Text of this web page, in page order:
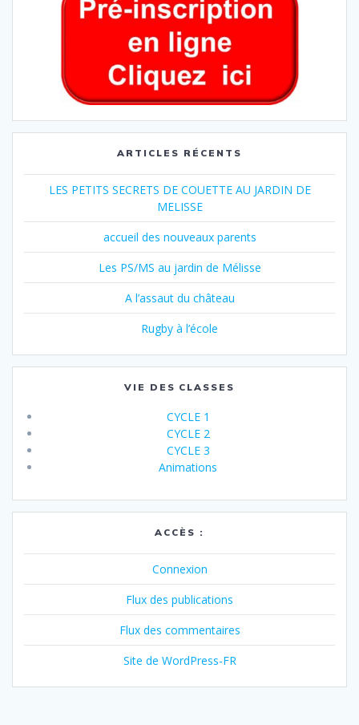
ARTICLES RÉCENTS
LES PETITS SECRETS DE COUETTE AU JARDIN DE
MELISSE
accueil des nouveaux parents
Les PS/MS au jardin de Mélisse
A l’assaut du château
Rugby à l’école
VIE DES CLASSES
CYCLE 1
CYCLE 2
CYCLE 3
Animations
ACCÈS :
Connexion
Flux des publications
Flux des commentaires
Site de WordPress-FR